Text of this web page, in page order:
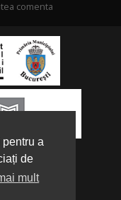
a
de
mult
comenta